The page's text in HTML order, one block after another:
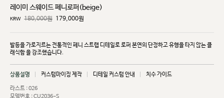
레이미 스웨이드 페니로퍼(beige)
KRW 180,000원 179,000원
발등을 가로지르는 전통적인 페니 스트랩 디테일로 로퍼 본연의 단정하고 유행을 타지 않는 클
래식함을 강조했습니다.
상품설명 커스텀마이징 제작 디테일 커스텀 안내 치수 가이드
라스트 : 026
모델번호 : CU2036-S